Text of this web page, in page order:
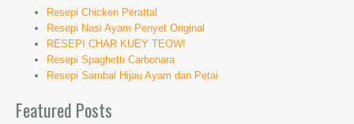
Resepi Chicken Perattal
Resepi Nasi Ayam Penyet Original
RESEPI CHAR KUEY TEOW!
Resepi Spaghetti Carbonara
Resepi Sambal Hijau Ayam dan Petai
Featured Posts